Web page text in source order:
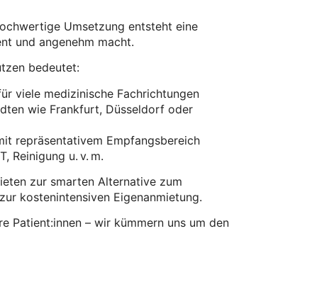
Umsetzung entsteht eine
und angenehm macht.
bedeutet:
viele medizinische Fachrichtungen
wie Frankfurt, Düsseldorf oder
repräsentativem Empfangsbereich
Reinigung u. v. m.
zur smarten Alternative zum
kostenintensiven Eigenanmietung.
Patient:innen – wir kümmern uns um den